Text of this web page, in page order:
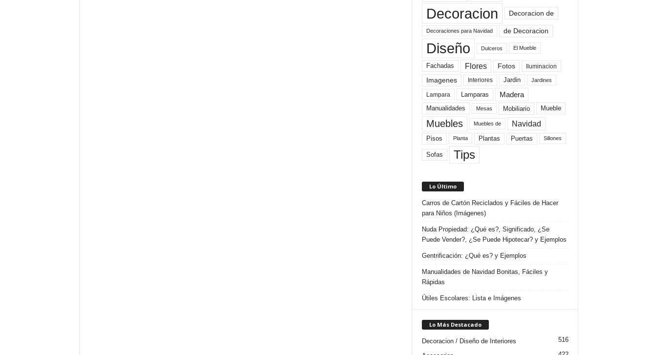
Decoracion Decoracion de
Decoraciones para Navidad de Decoracion
Diseño Dulceros El Mueble
Fachadas Flores Fotos Iluminacion
Imagenes Interiores Jardin Jardines
Lampara Lamparas Madera
Manualidades Mesas Mobiliario Mueble
Muebles Muebles de Navidad
Pisos Planta Plantas Puertas Sillones
Sofas Tips
Lo Último
Carros de Cartón Reciclados y Fáciles de Hacer
para Niños (Imágenes)
Nuda Propiedad: ¿Qué es?, Significado, ¿Se
Puede Vender?, ¿Se Puede Hipotecar? y Ejemplos
Gentrificación: ¿Qué es? y Ejemplos
Manualidades de Navidad Bonitas, Fáciles y
Rápidas
Útiles Escolares: Lista e Imágenes
Lo Más Destacado
Decoracion / Diseño de Interiores 516